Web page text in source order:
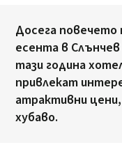
Досега
есента в
тази година
привлекат
атрактивни
хубаво.